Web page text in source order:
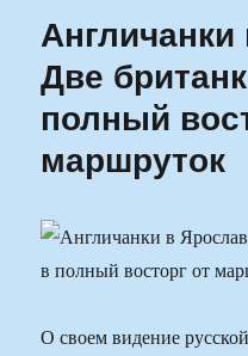
Две
полный
маршруток
О своем видение